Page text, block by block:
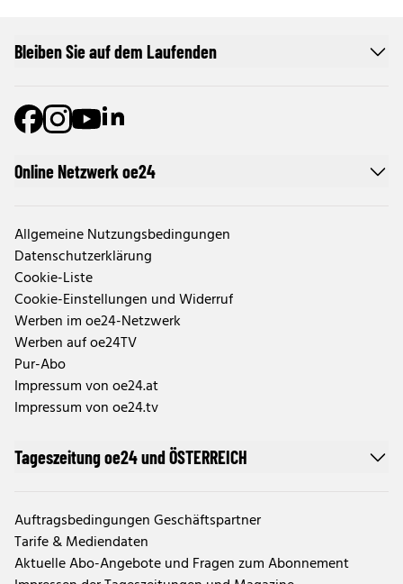
Online Netzwerk oe24
Allgemeine Nutzungsbedingungen
Datenschutzerklärung
Cookie-Liste
Cookie-Einstellungen und Widerruf
Werben im oe24-Netzwerk
Werben auf oe24TV
Pur-Abo
Impressum von oe24.at
Impressum von oe24.tv
Tageszeitung oe24 und ÖSTERREICH
Auftragsbedingungen Geschäftspartner
Tarife & Mediendaten
Aktuelle Abo-Angebote und Fragen zum Abonnement
Bleiben Sie auf dem Laufenden